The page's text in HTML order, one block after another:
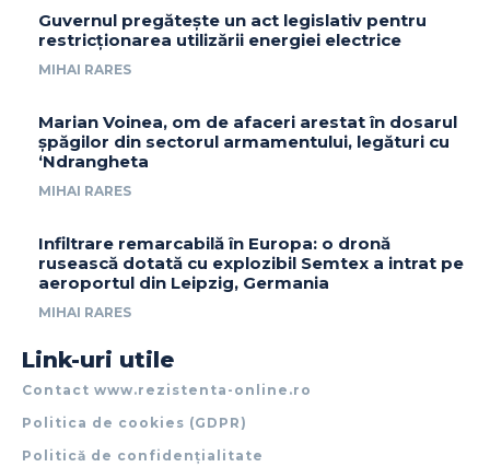
Guvernul pregătește un act legislativ pentru
restricționarea utilizării energiei electrice
MIHAI RARES
Marian Voinea, om de afaceri arestat în dosarul
șpăgilor din sectorul armamentului, legături cu
‘Ndrangheta
MIHAI RARES
Infiltrare remarcabilă în Europa: o dronă
rusească dotată cu explozibil Semtex a intrat pe
aeroportul din Leipzig, Germania
MIHAI RARES
Link-uri utile
Contact www.rezistenta-online.ro
Politica de cookies (GDPR)
Politică de confidențialitate